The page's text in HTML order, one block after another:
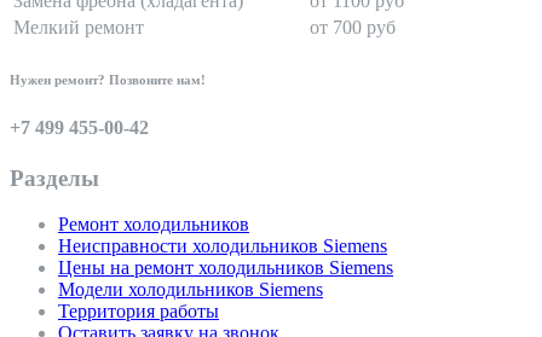
Мелкий ремонт
от 700 руб
Нужен ремонт? Позвоните нам!
+7 499 455-00-42
Разделы
Ремонт холодильников
Неисправности холодильников Siemens
Цены на ремонт холодильников Siemens
Модели холодильников Siemens
Территория работы